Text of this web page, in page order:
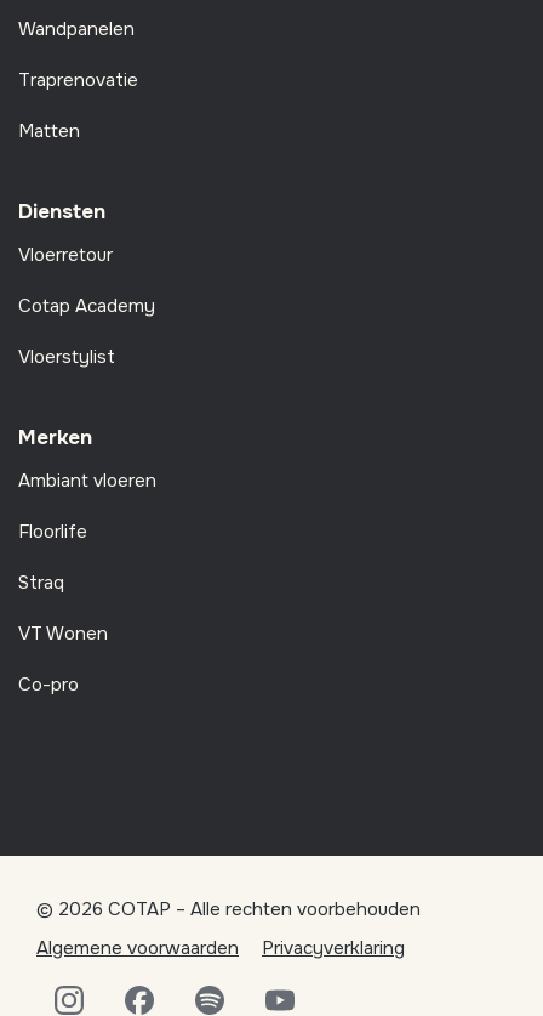
Wandpanelen
Traprenovatie
Matten
Diensten
Vloerretour
Cotap Academy
Vloerstylist
Merken
Ambiant vloeren
Floorlife
Straq
VT Wonen
Co-pro
© 2026 COTAP – Alle rechten voorbehouden
Algemene voorwaarden
Privacyverklaring